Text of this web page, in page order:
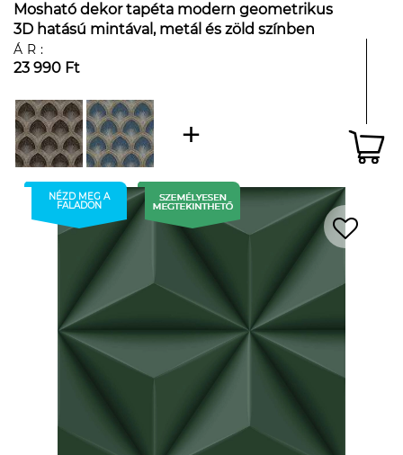
Mosható dekor tapéta modern geometrikus
3D hatású mintával, metál és zöld színben
ÁR:
23 990 Ft
NÉZD MEG A
FALADON